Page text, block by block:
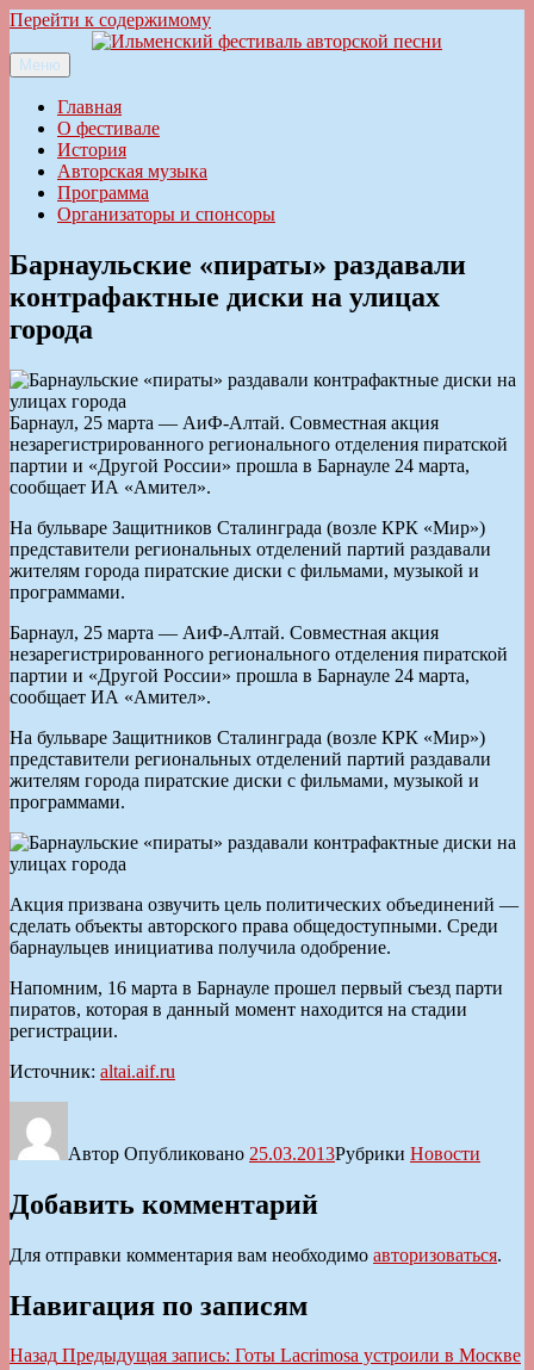
Перейти к содержимому
Ильменский фестиваль авторской песни
Меню
Главная
О фестивале
История
Авторская музыка
Программа
Организаторы и спонсоры
Барнаульские «пираты» раздавали
контрафактные диски на улицах
города
Барнаул, 25 марта — АиФ-Алтай. Совместная акция
незарегистрированного регионального отделения пиратской
партии и «Другой России» прошла в Барнауле 24 марта,
сообщает ИА «Амител».
На бульваре Защитников Сталинграда (возле КРК «Мир»)
представители региональных отделений партий раздавали
жителям города пиратские диски с фильмами, музыкой и
программами.
Барнаул, 25 марта — АиФ-Алтай. Совместная акция
незарегистрированного регионального отделения пиратской
партии и «Другой России» прошла в Барнауле 24 марта,
сообщает ИА «Амител».
На бульваре Защитников Сталинграда (возле КРК «Мир»)
представители региональных отделений партий раздавали
жителям города пиратские диски с фильмами, музыкой и
программами.
Акция призвана озвучить цель политических объединений —
сделать объекты авторского права общедоступными. Среди
барнаульцев инициатива получила одобрение.
Напомним, 16 марта в Барнауле прошел первый съезд парти
пиратов, которая в данный момент находится на стадии
регистрации.
Источник: altai.aif.ru
Автор Опубликовано 25.03.2013Рубрики Новости
Добавить комментарий
Для отправки комментария вам необходимо авторизоваться.
Навигация по записям
Назад Предыдущая запись: Готы Lacrimosa устроили в Москве